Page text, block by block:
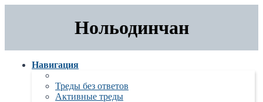
Нольодинчан
Навигация
Треды без ответов
Активные треды